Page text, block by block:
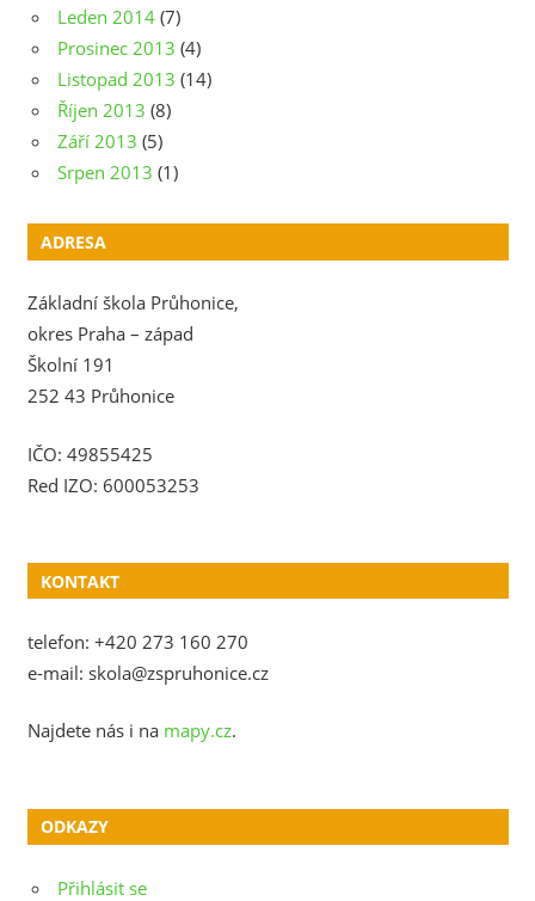
Leden 2014 (7)
Prosinec 2013 (4)
Listopad 2013 (14)
Říjen 2013 (8)
Září 2013 (5)
Srpen 2013 (1)
ADRESA
Základní škola Průhonice,
okres Praha – západ
Školní 191
252 43 Průhonice
IČO: 49855425
Red IZO: 600053253
KONTAKT
telefon: +420 273 160 270
e-mail: skola@zspruhonice.cz
Najdete nás i na mapy.cz.
ODKAZY
Přihlásit se